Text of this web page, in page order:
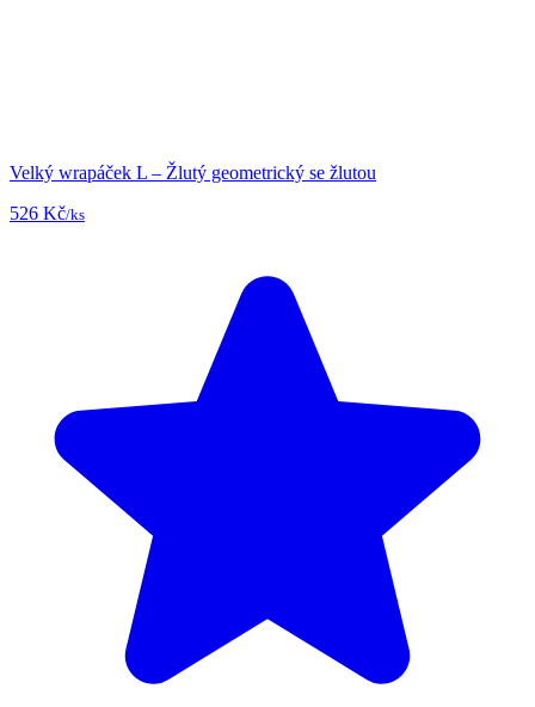
Velký wrapáček L – Žlutý geometrický se žlutou
526 Kč/ks